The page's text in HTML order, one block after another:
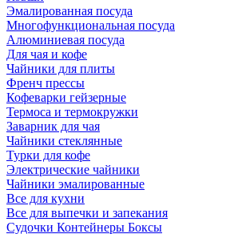
Эмалированная посуда
Многофункциональная посуда
Алюминиевая посуда
Для чая и кофе
Чайники для плиты
Френч прессы
Кофеварки гейзерные
Термоса и термокружки
Заварник для чая
Чайники стеклянные
Турки для кофе
Электрические чайники
Чайники эмалированные
Все для кухни
Все для выпечки и запекания
Судочки Контейнеры Боксы